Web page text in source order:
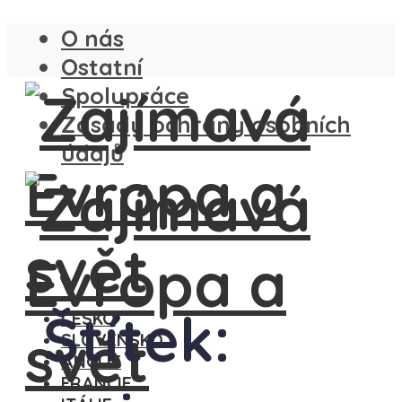
O nás
Ostatní
Spolupráce
Zásady ochrany osobních
údajů
ČESKO
SLOVENSKO
ANGLIE
FRANCIE
Štítek: